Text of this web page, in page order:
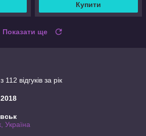
Купити
Показати ще
відгуків за рік
Україна